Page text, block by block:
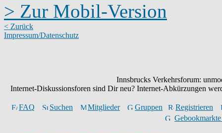
> Zur Mobil-Version
< Zurück
Impressum/Datenschutz
Innsbrucks Verkehrsforum:
Internet-Diskussionsforen sind Dir neu? Internet-Abkürzungen
FAQ Suchen Mitglieder Gruppen
Registrieren